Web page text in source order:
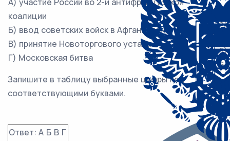
коалиции
Б) ввод советских войск в Афганистан
В) принятие Новоторгового устава
Г) Московская битва
3)
5)
Запишите в таблицу выбранные цифры под
соответствующими буквами.
Ответ: А Б В Г